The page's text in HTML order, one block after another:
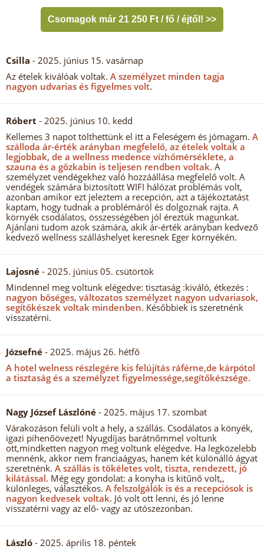
Csomagok már 21 250 Ft / fő / éjtől! >>
Csilla - 2025. június 15. vasárnap
Az ételek kiválóak voltak. A személyzet minden tagja
nagyon udvarias és figyelmes volt.
Róbert - 2025. június 10. kedd
Kellemes 3 napot tölthettünk el itt a Feleségem és jómagam. A
szálloda ár-érték arányban megfelelő, az ételek voltak a
legjobbak, de a wellness medence vízhőmérséklete, a
szauna és a gőzkabin is teljesen rendben voltak. A
személyzet vendégekhez való hozzáállása megfelelő volt. A
vendégek számára biztosított WIFI hálózat problémás volt,
azonban amikor ezt jeleztem a recepción, azt a tájékoztatást
kaptam, hogy tudnak a problémáról és dolgoznak rajta. A
környék csodálatos, összességében jól éreztük magunkat.
Ajánlani tudom azok számára, akik ár-érték arányban kedvező
kedvező wellness szálláshelyet keresnek Eger környékén.
Lajosné - 2025. június 05. csütörtök
Mindennel meg voltunk elégedve: tisztaság :kiváló, étkezés :
nagyon bőséges, változatos személyzet nagyon udvariasok,
segítőkészek voltak mindenben. Későbbiek is szeretnénk
visszatérni.
Józsefné - 2025. május 26. hétfő
A hotel welness részlegére kis felújítás ráférne,de kárpótol
a tisztaság és a személyzet figyelmessége,segítőkészsége.
Nagy József Lászlóné - 2025. május 17. szombat
Várakozáson felüli volt a hely, a szállás. Csodálatos a könyék,
igazi pihenőövezet! Nyugdíjas barátnőmmel voltunk
ott,mindketten nagyon meg voltunk elégedve. Ha legközelebb
mennénk, akkor nem franciaágyas, hanem két különálló ágyat
szeretnénk. A szállás is tökéletes volt, tiszta, rendezett, jó
kilátással. Még egy gondolat: a konyha is kitűnő volt,,
különleges, választékos. A felszolgálók is és a recepciósok is
nagyon kedvesek voltak. Jó volt ott lenni, és jó lenne
visszatérni vagy az elő- vagy az utószezonban.
László - 2025. április 18. péntek